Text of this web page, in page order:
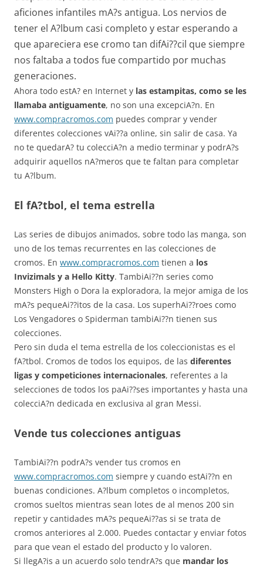
aficiones infantiles mA?s antigua. Los nervios de
tener el A?lbum casi completo y estar esperando a
que apareciera ese cromo tan difAi??cil que siempre
nos faltaba a todos fue compartido por muchas
generaciones.
Ahora todo estA? en Internet y las estampitas, como se les
llamaba antiguamente, no son una excepciA?n. En
www.compracromos.com puedes comprar y vender
diferentes colecciones vAi??a online, sin salir de casa. Ya
no te quedarA? tu colecciA?n a medio terminar y podrA?s
adquirir aquellos nA?meros que te faltan para completar
tu A?lbum.
El fA?tbol, el tema estrella
Las series de dibujos animados, sobre todo las manga, son
uno de los temas recurrentes en las colecciones de
cromos. En www.compracromos.com tienen a los
Invizimals y a Hello Kitty. TambiAi??n series como
Monsters High o Dora la exploradora, la mejor amiga de los
mA?s pequeAi??itos de la casa. Los superhAi??roes como
Los Vengadores o Spiderman tambiAi??n tienen sus
colecciones.
Pero sin duda el tema estrella de los coleccionistas es el
fA?tbol. Cromos de todos los equipos, de las diferentes
ligas y competiciones internacionales, referentes a la
selecciones de todos los paAi??ses importantes y hasta una
colecciA?n dedicada en exclusiva al gran Messi.
Vende tus colecciones antiguas
TambiAi??n podrA?s vender tus cromos en
www.compracromos.com siempre y cuando estAi??n en
buenas condiciones. A?lbum completos o incompletos,
cromos sueltos mientras sean lotes de al menos 200 sin
repetir y cantidades mA?s pequeAi??as si se trata de
cromos anteriores al 2.000. Puedes contactar y enviar fotos
para que vean el estado del producto y lo valoren.
Si llegA?is a un acuerdo solo tendrA?s que mandar los